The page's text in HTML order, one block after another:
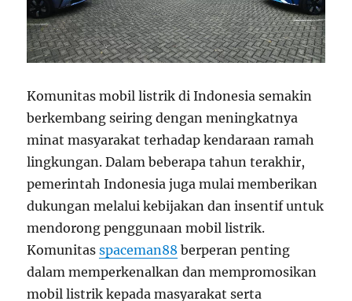
Komunitas mobil listrik di Indonesia semakin
berkembang seiring dengan meningkatnya
minat masyarakat terhadap kendaraan ramah
lingkungan. Dalam beberapa tahun terakhir,
pemerintah Indonesia juga mulai memberikan
dukungan melalui kebijakan dan insentif untuk
mendorong penggunaan mobil listrik.
Komunitasspaceman88 berperan penting
dalam memperkenalkan dan mempromosikan
mobil listrik kepada masyarakat serta